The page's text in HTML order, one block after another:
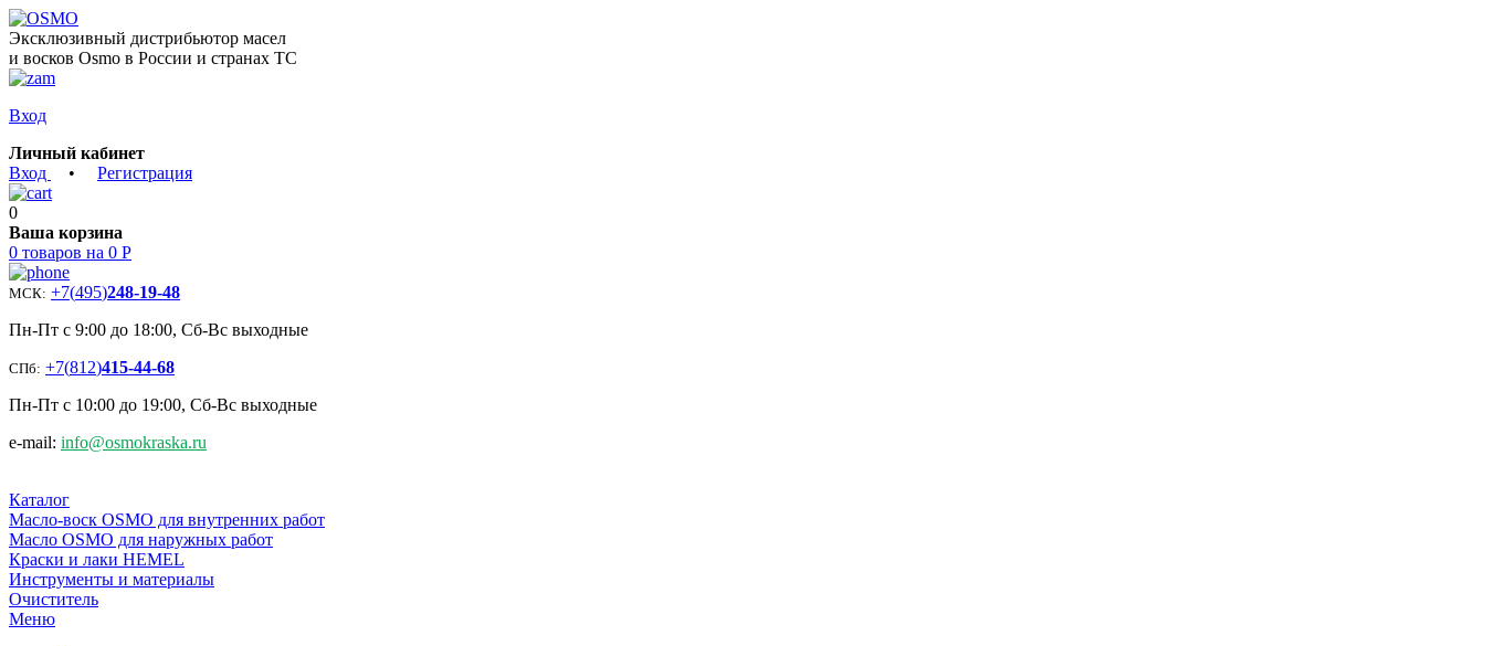
Эксклюзивный дистрибьютор масел
и восков Osmo в России и странах ТС
Вход
Личный кабинет
Вход
• Регистрация
0
Ваша корзина
0 товаров на 0 Р
МСК: +7(495)248-19-48
Пн-Пт с 9:00 до 18:00, Сб-Вс выходные
СПб: +7(812)415-44-68
Пн-Пт с 10:00 до 19:00, Сб-Вс выходные
e-mail: info@osmokraska.ru
Каталог
Масло-воск OSMO для внутренних работ
Масло OSMO для наружных работ
Краски и лаки HEMEL
Инструменты и материалы
Очиститель
Меню